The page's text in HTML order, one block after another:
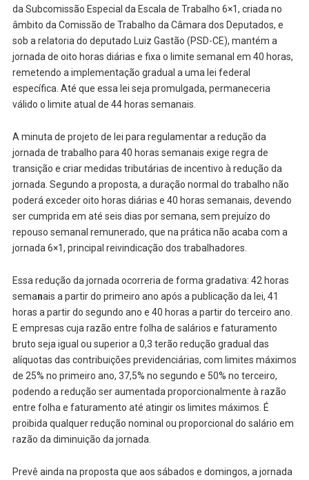
da Subcomissão Especial da Escala de Trabalho 6×1, criada no
âmbito da Comissão de Trabalho da Câmara dos Deputados, e
sob a relatoria do deputado Luiz Gastão (PSD-CE), mantém a
jornada de oito horas diárias e fixa o limite semanal em 40 horas,
remetendo a implementação gradual a uma lei federal
específica. Até que essa lei seja promulgada, permaneceria
válido o limite atual de 44 horas semanais.
A minuta de projeto de lei para regulamentar a redução da
jornada de trabalho para 40 horas semanais exige regra de
transição e criar medidas tributárias de incentivo à redução da
jornada. Segundo a proposta, a duração normal do trabalho não
poderá exceder oito horas diárias e 40 horas semanais, devendo
ser cumprida em até seis dias por semana, sem prejuízo do
repouso semanal remunerado, que na prática não acaba com a
jornada 6×1, principal reivindicação dos trabalhadores.
Essa redução da jornada ocorreria de forma gradativa: 42 horas
semanais a partir do primeiro ano após a publicação da lei, 41
horas a partir do segundo ano e 40 horas a partir do terceiro ano.
E empresas cuja razão entre folha de salários e faturamento
bruto seja igual ou superior a 0,3 terão redução gradual das
alíquotas das contribuições previdenciárias, com limites máximos
de 25% no primeiro ano, 37,5% no segundo e 50% no terceiro,
podendo a redução ser aumentada proporcionalmente à razão
entre folha e faturamento até atingir os limites máximos. É
proibida qualquer redução nominal ou proporcional do salário em
razão da diminuição da jornada.
Prevê ainda na proposta que aos sábados e domingos, a jornada